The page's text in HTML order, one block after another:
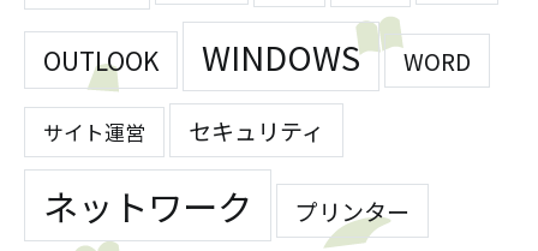
OUTLOOK WINDOWS WORD
サイト運営 セキュリティ
ネットワーク プリンター